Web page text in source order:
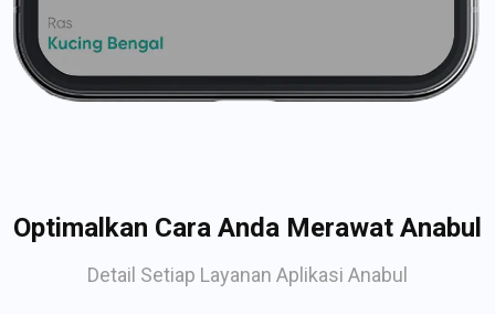
Optimalkan Cara Anda Merawat Anabul
Detail Setiap Layanan Aplikasi Anabul